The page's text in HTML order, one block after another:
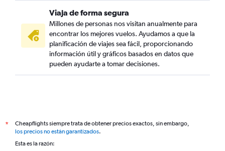
Viaja de forma segura
Millones de personas nos visitan anualmente para
encontrar los mejores vuelos. Ayudamos a que la
planificación de viajes sea fácil, proporcionando
información útil y gráficos basados en datos que
pueden ayudarte a tomar decisiones.
*
Cheapflights siempre trata de obtener precios exactos, sin embargo,
los precios no están garantizados.
Esta es la razón: